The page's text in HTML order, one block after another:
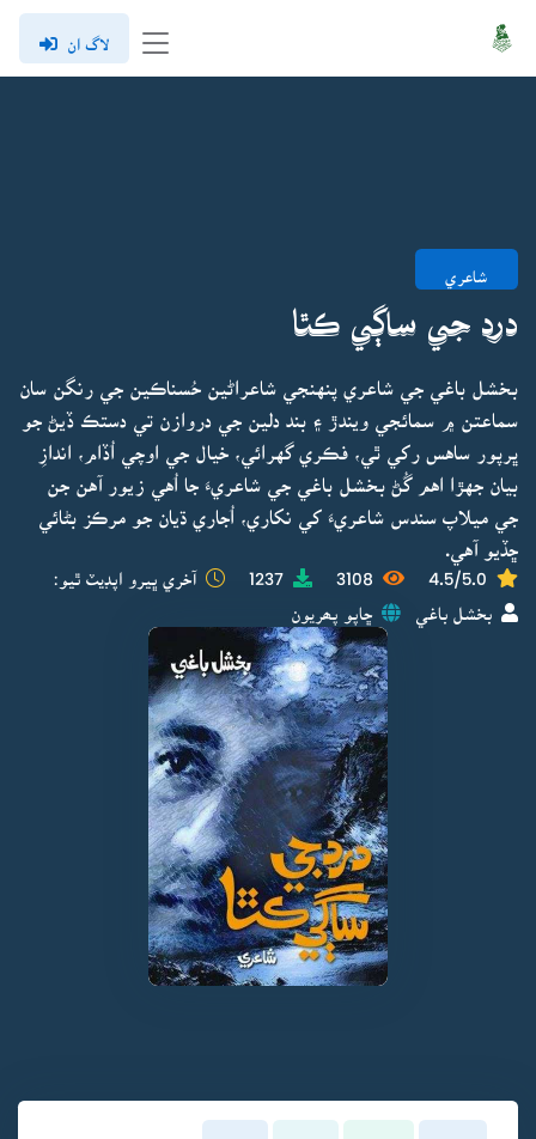
لاگ ان
شاعري
درد جي ساڳي ڪٿا
بخشل باغي جي شاعري پنهنجي شاعراڻين حُسناڪين جي رنگن سان
سماعتن ۾ سمائجي ويندڙ ۽ بند دلين جي دروازن تي دستڪ ڏيڻ جو
ڀرپور ساهس رکي ٿي، فڪري گهرائي، خيال جي اوچي اُڏام، اندازِ
بيان جهڙا اهم گُڻ بخشل باغي جي شاعريءَ جا اُهي زيور آهن جن
جي ميلاپ سندس شاعريءَ کي نکاري، اُجاري ڌيان جو مرڪز بڻائي
ڇڏيو آهي.
4.5/5.0
3108
1237 آخري ڀيرو اپڊيٽ ٿيو:
بخشل باغي ڇاپو پھريون